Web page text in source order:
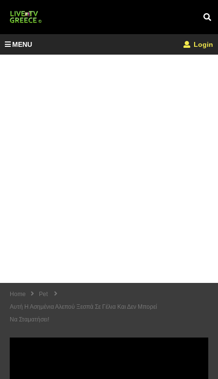
MENU Login
Home
Pet
Αυτή Η Ασημένια Αλεπού Ξεσπά Σε Γέλια Και Δεν Μπορεί
Να Σταματήσει!